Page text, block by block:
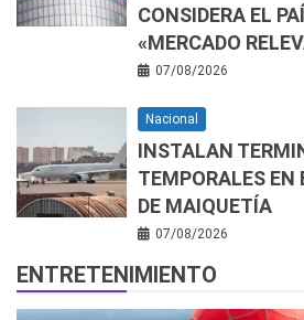
CONSIDERA EL
«MERCADO
07/08/2026
Nacional
INSTALAN
TEMPORALES EN
DE MAIQUETÍA
07/08/2026
ENTRETENIMIENTO